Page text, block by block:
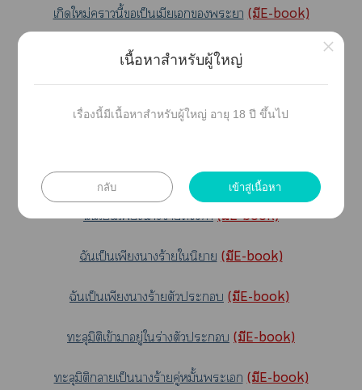
เกิดใหม่านี้เป็นเมียเะา (มีE-book)
เกิดใหม่าเป็นาร้ายตกอับ (มีE-book
าร้ายาเป็นใหม่แล้ว (มีE-book)
ฉันเป็นเพียงาร้ายที่ไร้ค่า (มีE-book)
ฉันเป็นเพียงาร้ายในิยาย (มีE-book)
ฉันเป็นเพียงาร้ายตัวะ (มีE-book)
ทะลุมิติเข้าาอยู่ใร่างตัวะ (มีE-book)
ทะลุมิติาเป็นาร้ายคู่หมั้นะเ (มีE-book)
เนื้อหาสำหรับผู้ใหญ่
เรื่องนี้มีเนื้อหาสำหรับผู้ใหญ่ อายุ 18 ปี ขึ้นไป
กลับ เข้าสู่เนื้อหา
×